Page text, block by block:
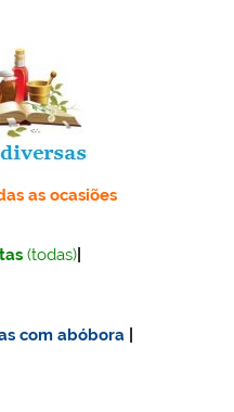
as ocasiões
(todas)
com abóbora